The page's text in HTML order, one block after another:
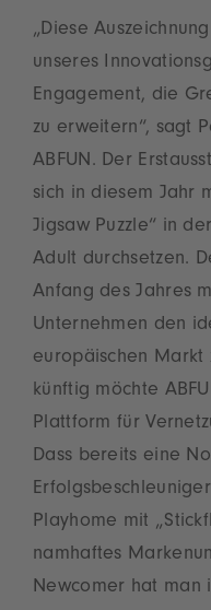
„Diese
unseres
Engagement, die
zu erweitern“, sagt
ABFUN. Der
sich in diesem Jahr
Jigsaw Puzzle“ in
Adult durchsetzen.
Anfang des Jahres
Unternehmen den
europäischen Markt
künftig möchte
Plattform für
Dass bereits eine
Playhome mit
namhaftes
Newcomer hat man